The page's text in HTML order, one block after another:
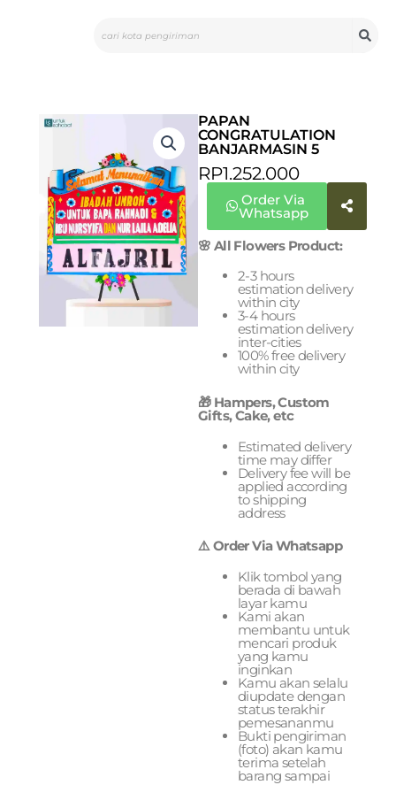
PAPAN
CONGRATULATION
BANJARMASIN 5
RP1.252.000
Order Via
Whatsapp
🌸 All Flowers Product:
2-3 hours
estimation delivery
within city
3-4 hours
estimation delivery
inter-cities
100% free delivery
within city
🎁 Hampers, Custom
Gifts, Cake, etc
Estimated delivery
time may differ
Delivery fee will be
applied according
to shipping
address
⚠️ Order Via Whatsapp
Klik tombol yang
berada di bawah
layar kamu
Kami akan
membantu untuk
mencari produk
yang kamu
inginkan
Kamu akan selalu
diupdate dengan
status terakhir
pemesananmu
Bukti pengiriman
(foto) akan kamu
terima setelah
barang sampai